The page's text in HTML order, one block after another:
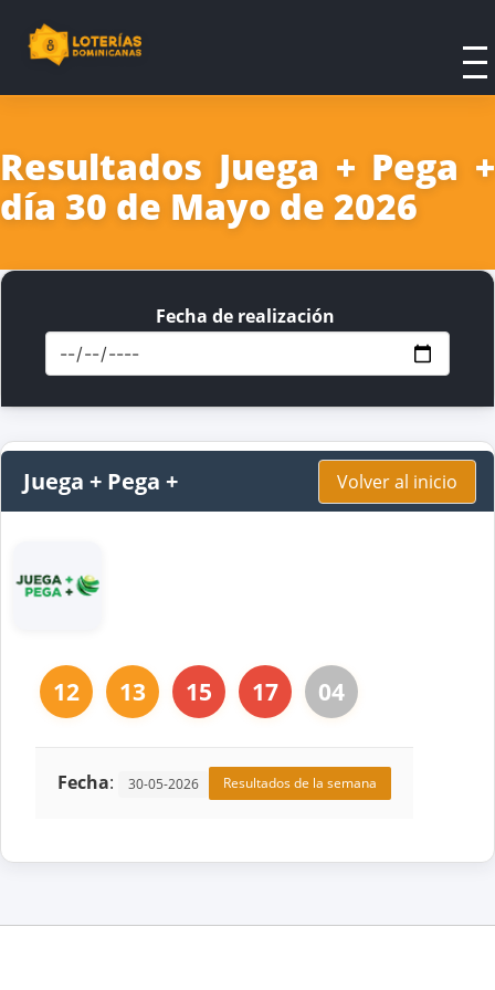
Resultados Juega + Pega +
día 30 de Mayo de 2026
Fecha de realización
Juega + Pega + Volver al inicio
12 13 15 17 04
Fecha: 30-05-2026 Resultados de la semana